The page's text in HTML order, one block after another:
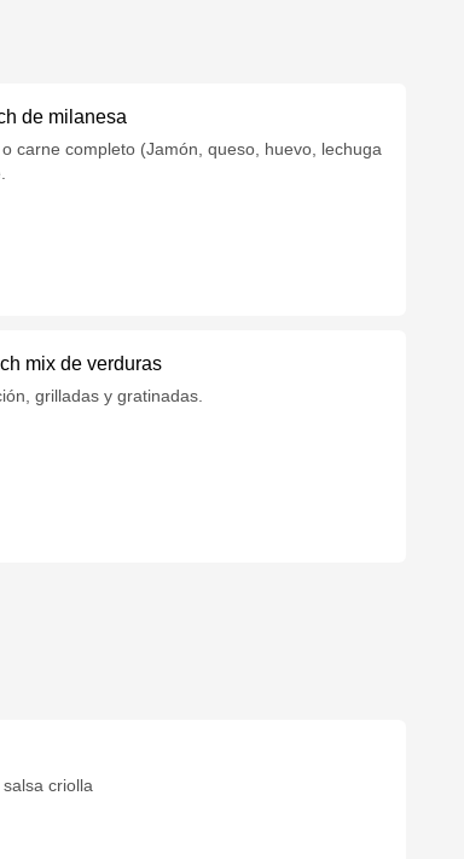
de milanesa
carne completo (Jamón, queso, huevo, lechuga
mix de verduras
grilladas y gratinadas.
criolla